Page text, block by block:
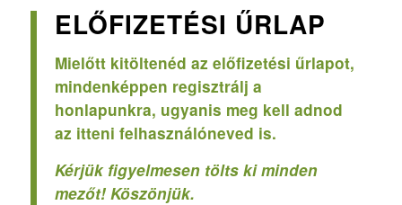
ELŐFIZETÉSI ŰRLAP
Mielőtt kitöltenéd az előfizetési űrlapot,
mindenképpen regisztrálj a
honlapunkra, ugyanis meg kell adnod
az itteni felhasználóneved is.
Kérjük figyelmesen tölts ki minden
mezőt! Köszönjük.